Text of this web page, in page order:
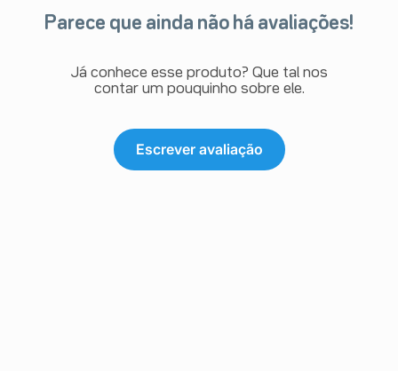
Parece que ainda não há avaliações!
Já conhece esse produto? Que tal nos
contar um pouquinho sobre ele.
Escrever avaliação